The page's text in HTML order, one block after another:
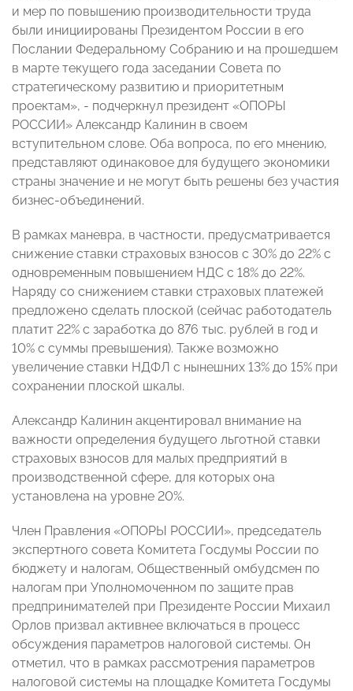
и мер по повышению производительности труда
были инициированы Президентом России в его
Послании Федеральному Собранию и на прошедшем
в марте текущего года заседании Совета по
стратегическому развитию и приоритетным
проектам», - подчеркнул президент «ОПОРЫ
РОССИИ» Александр Калинин в своем
вступительном слове. Оба вопроса, по его мнению,
представляют одинаковое для будущего экономики
страны значение и не могут быть решены без участия
бизнес-объединений.
В рамках маневра, в частности, предусматривается
снижение ставки страховых взносов с 30% до 22% с
одновременным повышением НДС с 18% до 22%.
Наряду со снижением ставки страховых платежей
предложено сделать плоской (сейчас работодатель
платит 22% с заработка до 876 тыс. рублей в год и
10% с суммы превышения). Также возможно
увеличение ставки НДФЛ с нынешних 13% до 15% при
сохранении плоской шкалы.
Александр Калинин акцентировал внимание на
важности определения будущего льготной ставки
страховых взносов для малых предприятий в
производственной сфере, для которых она
установлена на уровне 20%.
Член Правления «ОПОРЫ РОССИИ», председатель
экспертного совета Комитета Госдумы России по
бюджету и налогам, Общественный омбудсмен по
налогам при Уполномоченном по защите прав
предпринимателей при Президенте России Михаил
Орлов призвал активнее включаться в процесс
обсуждения параметров налоговой системы. Он
отметил, что в рамках рассмотрения параметров
налоговой системы на площадке Комитета Госдумы